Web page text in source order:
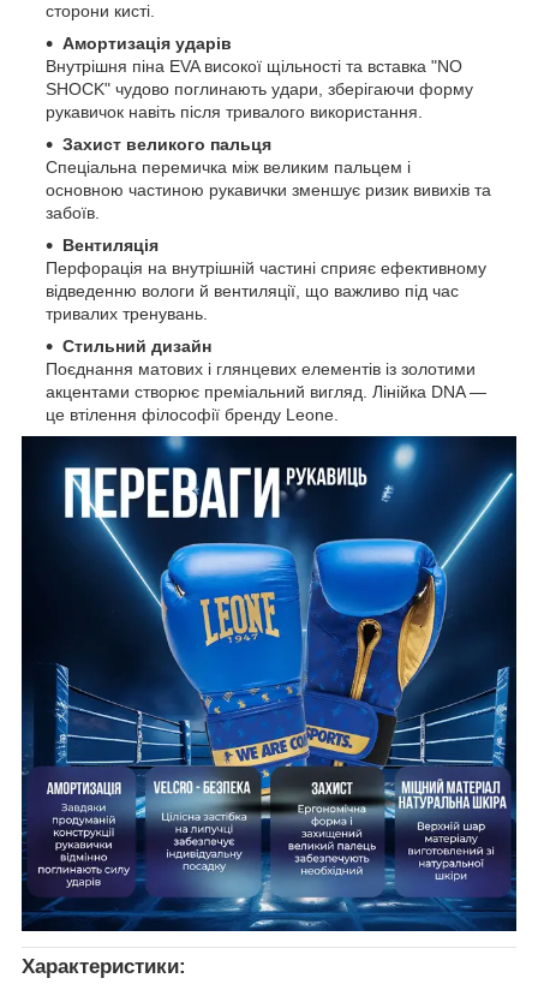
сторони кисті.
Амортизація ударів
Внутрішня піна EVA високої щільності та вставка "NO
SHOCK" чудово поглинають удари, зберігаючи форму
рукавичок навіть після тривалого використання.
Захист великого пальця
Спеціальна перемичка між великим пальцем і
основною частиною рукавички зменшує ризик вивихів та
забоїв.
Вентиляція
Перфорація на внутрішній частині сприяє ефективному
відведенню вологи й вентиляції, що важливо під час
тривалих тренувань.
Стильний дизайн
Поєднання матових і глянцевих елементів із золотими
акцентами створює преміальний вигляд. Лінійка DNA —
це втілення філософії бренду Leone.
Характеристики: